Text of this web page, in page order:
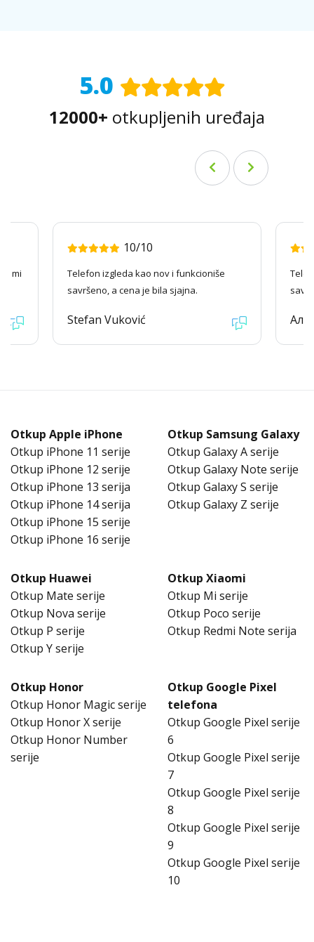
5.0
12000+ otkupljenih uređaja
mi
10/10
Telefon izgleda kao nov i funkcioniše
savršeno, a cena je bila sjajna.
Stefan Vuković
Otkup Apple iPhone
Otkup iPhone 11 serije
Otkup iPhone 12 serije
Otkup iPhone 13 serija
Otkup iPhone 14 serija
Otkup iPhone 15 serije
Otkup iPhone 16 serije
Otkup Samsung Galaxy
Otkup Galaxy A serije
Otkup Galaxy Note serije
Otkup Galaxy S serije
Otkup Galaxy Z serije
Otkup Huawei
Otkup Mate serije
Otkup Nova serije
Otkup P serije
Otkup Y serije
Otkup Xiaomi
Otkup Mi serije
Otkup Poco serije
Otkup Redmi Note serija
Otkup Honor
Otkup Honor Magic serije
Otkup Honor X serije
Otkup Honor Number
serije
Otkup Google Pixel
telefona
Otkup Google Pixel serije
6
Otkup Google Pixel serije
7
Otkup Google Pixel serije
8
Otkup Google Pixel serije
9
Otkup Google Pixel serije
10